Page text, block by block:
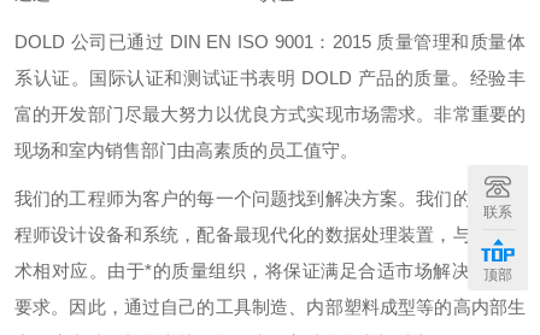
DOLD 公司已通过 DIN EN ISO 9001：2015 质量管理和质量体
系认证。国际认证和测试证书表明 DOLD 产品的质量。经验丰
富的开发部门尽最大努力以优良方式实现市场需求。非常重要的
现场和室内销售部门由高素质的员工值守。
我们的工程师为客户的每一个问题找到解决方案。我们的研发工
程师设计设备和系统，配备最现代化的数据处理装置，与新的技
术相对应。由于*的质量组织，将保证满足合适市场解决方案的
要求。因此，通过自己的工具制造、内部塑料成型等的高内部生
联系
顶部